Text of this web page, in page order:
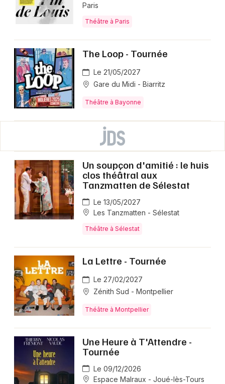
Paris
Théâtre à Paris
The Loop - Tournée
Le 21/05/2027
Gare du Midi - Biarritz
Théâtre à Bayonne
Un soupçon d'amitié : le huis
clos théâtral aux
Tanzmatten de Sélestat
Le 13/05/2027
Les Tanzmatten - Sélestat
Théâtre à Sélestat
La Lettre - Tournée
Le 27/02/2027
Zénith Sud - Montpellier
Théâtre à Montpellier
Une Heure à T'Attendre -
Tournée
Le 09/12/2026
Espace Malraux - Joué-lès-Tours